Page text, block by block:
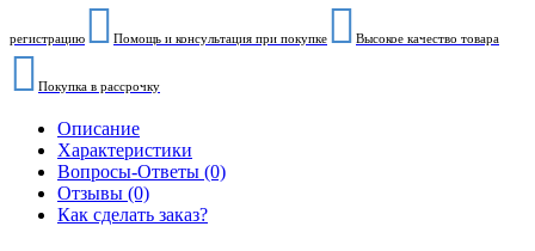
регистрацию Помощь и консультация при покупке Высокое качество товара
Покупка в рассрочку
Описание
Характеристики
Вопросы-Ответы (0)
Отзывы (0)
Как сделать заказ?